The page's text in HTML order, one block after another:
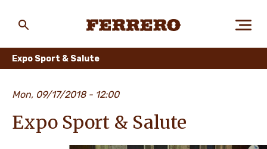
PERSONE E AMBIENTE
main
Expo Sport & Salute
Mon, 09/17/2018 - 12:00
Expo Sport & Salute